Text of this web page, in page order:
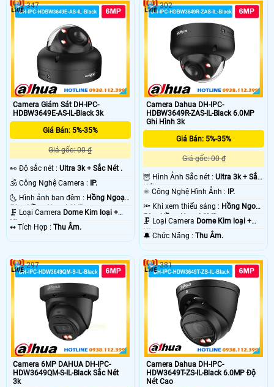
Camera Giám Sát DH-IPC-
HDBW3649E-AS-IL-Black 3k
Giá Bán: 5%-35%
Giá gốc: 00 ₫
️👀 Độ sắc nét : Ultra 3k + Sắc Nét .
🕉️ Công Nghệ Camera :
IP.
🌜 Hình ảnh ban đêm : Hồng Ngoại
50m Hồng Ngoại SMD.
🗜️ Loại Camera Dome Kim loại +
Nhựa.
️↭ Tích Hợp : Thu Âm.
347
Camera Dahua DH-IPC-
HDBW3649R-ZAS-IL-Black 6.0MP
Ghi Hình 3k
Giá Bán: 5%-35%
Giá gốc: 00 ₫
🦉 Hình Ảnh Sắc nét :Ultra 3k + Sắc
Nét .
⚛️ Công Nghệ Hình Ảnh :
IP.
🔦 Khi xem thiếu sáng : Hồng Ngoại
50m Hồng Ngoại SMD.
🗜️ Loại Camera Dome Kim loại +
Nhựa.
️🔔 Chức Năng :Thu Âm.
302
Camera 6MP DAHUA DH-IPC-
HDW3649QM-S-IL-Black Sắc Nét
3k
297
Camera Dahua DH-IPC-
HDW3649T-ZS-IL-Black 6.0MP Độ
Nét Cao
381